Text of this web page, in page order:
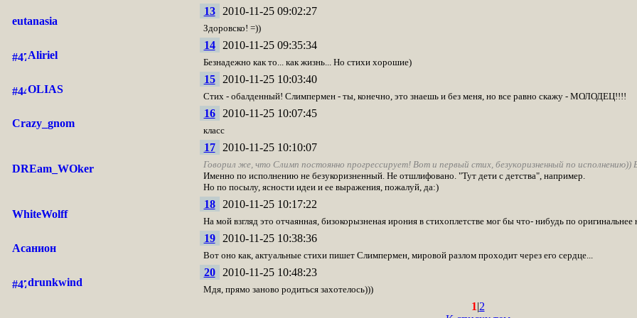
eutanasia
13 2010-11-25 09:02:27
Здоровско! =))
Aliriel
14 2010-11-25 09:35:34
Безнадежно как то... как жизнь... Но стихи хорошие)
OLIAS
15 2010-11-25 10:03:40
Стих - обалденный! Слимпермен - ты, конечно, это знаешь и без меня, но все равно скажу - МОЛОДЕЦ!!!!
Crazy_gnom
16 2010-11-25 10:07:45
класс
DREam_WOker
17 2010-11-25 10:10:07
Говорил же, что Слимп постоянно прогрессирует! Вот и первый стих, безукоризненный по исполнению))
Именно по исполнению не безукоризненный. Не отшлифовано. "Тут дети с детства", например.
Но по посылу, ясности идеи и ее выражения, пожалуй, да:)
WhiteWolff
18 2010-11-25 10:17:22
На мой взгляд это отчаянная, бизокорызненая ирония в стихоплетстве мог бы что- нибудь по оригинальнее
Асанион
19 2010-11-25 10:38:36
Вот оно как, актуальные стихи пишет Слимпермен, мировой разлом проходит через его сердце...
drunkwind
20 2010-11-25 10:48:23
Мдя, прямо заново родиться захотелось)))
1|2